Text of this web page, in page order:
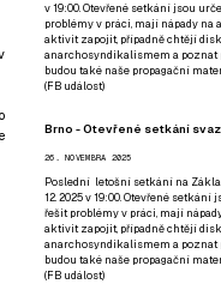
v 19:00. Otevřené setkání jsou
problémy v práci, mají nápady
aktivit zapojit, případně chtějí
anarchosyndikalismem a
budou také naše propagační
(FB událost)
Brno - Otevřené setkání
26. NOVEMBRA 2025
Poslední letošní setkání na
12. 2025 v 19:00. Otevřené
řešit problémy v práci, mají
aktivit zapojit, případně chtějí
anarchosyndikalismem a
budou také naše propagační
(FB událost)